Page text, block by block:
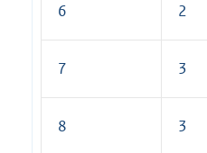
6 2
7 3
8 3